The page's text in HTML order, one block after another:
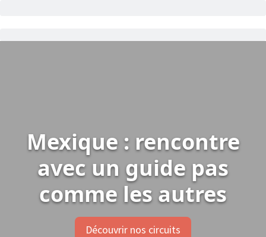
Mexique : rencontre
avec un guide pas
comme les autres
Découvrir nos circuits